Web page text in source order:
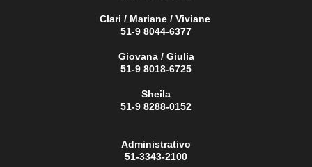
Clari / Mariane / Viviane
51-9 8044-6377
Giovana / Giulia
51-9 8018-6725
Sheila
51-9 8288-0152
Administrativo
51-3343-2100